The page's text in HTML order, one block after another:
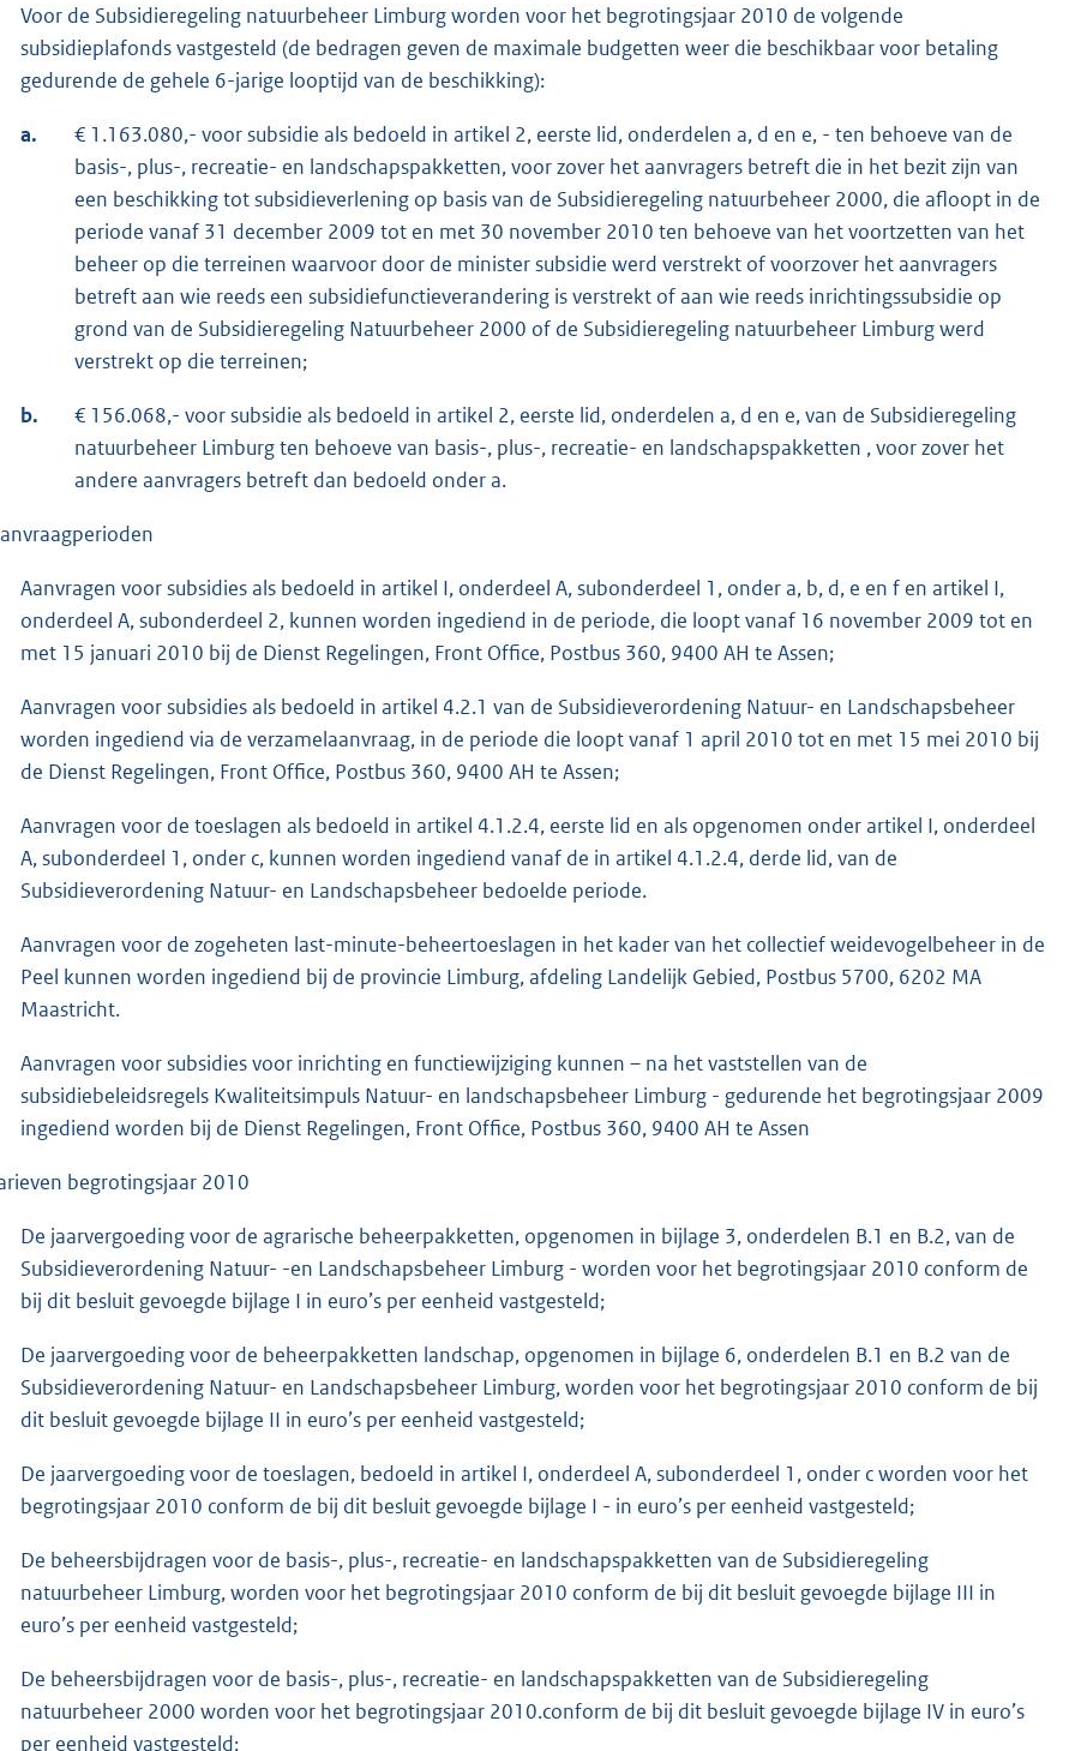
Voor de Subsidieregeling natuurbeheer Limburg worden voor het begrotingsjaar 2010 de volgende
subsidieplafonds vastgesteld (de bedragen geven de maximale budgetten weer die beschikbaar voor betaling
gedurende de gehele 6-jarige looptijd van de beschikking):
a.
€ 1.163.080,- voor subsidie als bedoeld in artikel 2, eerste lid, onderdelen a, d en e, - ten behoeve van de
basis-, plus-, recreatie- en landschapspakketten, voor zover het aanvragers betreft die in het bezit zijn van
een beschikking tot subsidieverlening op basis van de Subsidieregeling natuurbeheer 2000, die afloopt in de
periode vanaf 31 december 2009 tot en met 30 november 2010 ten behoeve van het voortzetten van het
beheer op die terreinen waarvoor door de minister subsidie werd verstrekt of voorzover het aanvragers
betreft aan wie reeds een subsidiefunctieverandering is verstrekt of aan wie reeds inrichtingssubsidie op
grond van de Subsidieregeling Natuurbeheer 2000 of de Subsidieregeling natuurbeheer Limburg werd
verstrekt op die terreinen;
b.
€ 156.068,- voor subsidie als bedoeld in artikel 2, eerste lid, onderdelen a, d en e, van de Subsidieregeling
natuurbeheer Limburg ten behoeve van basis-, plus-, recreatie- en landschapspakketten , voor zover het
andere aanvragers betreft dan bedoeld onder a.
Aanvragen voor subsidies als bedoeld in artikel I, onderdeel A, subonderdeel 1, onder a, b, d, e en f en artikel I,
onderdeel A, subonderdeel 2, kunnen worden ingediend in de periode, die loopt vanaf 16 november 2009 tot en
met 15 januari 2010 bij de Dienst Regelingen, Front Office, Postbus 360, 9400 AH te Assen;
Aanvragen voor subsidies als bedoeld in artikel 4.2.1 van de Subsidieverordening Natuur- en Landschapsbeheer
worden ingediend via de verzamelaanvraag, in de periode die loopt vanaf 1 april 2010 tot en met 15 mei 2010 bij
de Dienst Regelingen, Front Office, Postbus 360, 9400 AH te Assen;
Aanvragen voor de toeslagen als bedoeld in artikel 4.1.2.4, eerste lid en als opgenomen onder artikel I, onderdeel
A, subonderdeel 1, onder c, kunnen worden ingediend vanaf de in artikel 4.1.2.4, derde lid, van de
Subsidieverordening Natuur- en Landschapsbeheer bedoelde periode.
Aanvragen voor de zogeheten last-minute-beheertoeslagen in het kader van het collectief weidevogelbeheer in de
Peel kunnen worden ingediend bij de provincie Limburg, afdeling Landelijk Gebied, Postbus 5700, 6202 MA
Maastricht.
Aanvragen voor subsidies voor inrichting en functiewijziging kunnen – na het vaststellen van de
subsidiebeleidsregels Kwaliteitsimpuls Natuur- en landschapsbeheer Limburg - gedurende het begrotingsjaar 2009
ingediend worden bij de Dienst Regelingen, Front Office, Postbus 360, 9400 AH te Assen
begrotingsjaar 2010
De jaarvergoeding voor de agrarische beheerpakketten, opgenomen in bijlage 3, onderdelen B.1 en B.2, van de
Subsidieverordening Natuur- -en Landschapsbeheer Limburg - worden voor het begrotingsjaar 2010 conform de
bij dit besluit gevoegde bijlage I in euro’s per eenheid vastgesteld;
De jaarvergoeding voor de beheerpakketten landschap, opgenomen in bijlage 6, onderdelen B.1 en B.2 van de
Subsidieverordening Natuur- en Landschapsbeheer Limburg, worden voor het begrotingsjaar 2010 conform de bij
dit besluit gevoegde bijlage II in euro’s per eenheid vastgesteld;
De jaarvergoeding voor de toeslagen, bedoeld in artikel I, onderdeel A, subonderdeel 1, onder c worden voor het
begrotingsjaar 2010 conform de bij dit besluit gevoegde bijlage I - in euro’s per eenheid vastgesteld;
De beheersbijdragen voor de basis-, plus-, recreatie- en landschapspakketten van de Subsidieregeling
natuurbeheer Limburg, worden voor het begrotingsjaar 2010 conform de bij dit besluit gevoegde bijlage III in
euro’s per eenheid vastgesteld;
De beheersbijdragen voor de basis-, plus-, recreatie- en landschapspakketten van de Subsidieregeling
natuurbeheer 2000 worden voor het begrotingsjaar 2010.conform de bij dit besluit gevoegde bijlage IV in euro’s
per eenheid vastgesteld;